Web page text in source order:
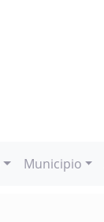
Municipio